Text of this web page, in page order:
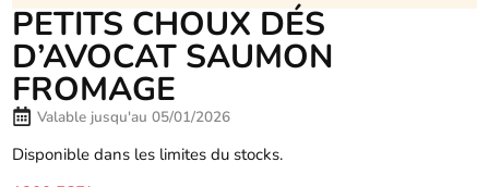
PETITS CHOUX DÉS
D’AVOCAT SAUMON
FROMAGE
Valable jusqu'au 05/01/2026
Disponible dans les limites du stocks.